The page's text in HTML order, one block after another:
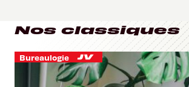
Nos classiques
Bureaulogie